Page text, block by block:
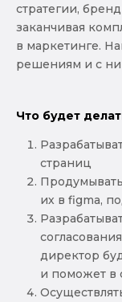
стратегии,
заканчивая
в маркетинге.
решениям и с
Что будет
страниц
их в figma,
директор
и поможет в